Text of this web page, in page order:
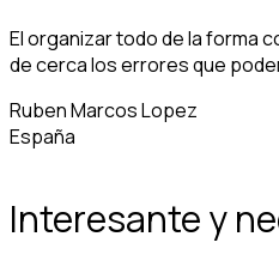
El organizar todo de la forma
de cerca los errores que
Ruben Marcos Lopez
España
Interesante y